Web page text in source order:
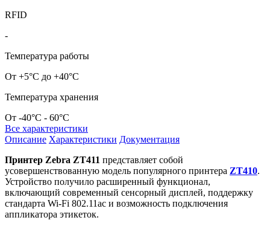
RFID
-
Температура работы
От +5°C до +40°C
Температура хранения
От -40°С - 60°С
Все характеристики
Описание Характеристики Документация
Принтер Zebra ZT411 представляет собой
усовершенствованную модель популярного принтера ZT410.
Устройство получило расширенный функционал,
включающий современный сенсорный дисплей, поддержку
стандарта Wi-Fi 802.11ac и возможность подключения
аппликатора этикеток.